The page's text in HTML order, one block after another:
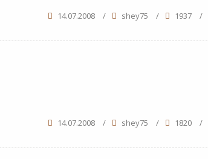
14.07.2008 / shey75 / 1937 /
14.07.2008 / shey75 / 1820 /